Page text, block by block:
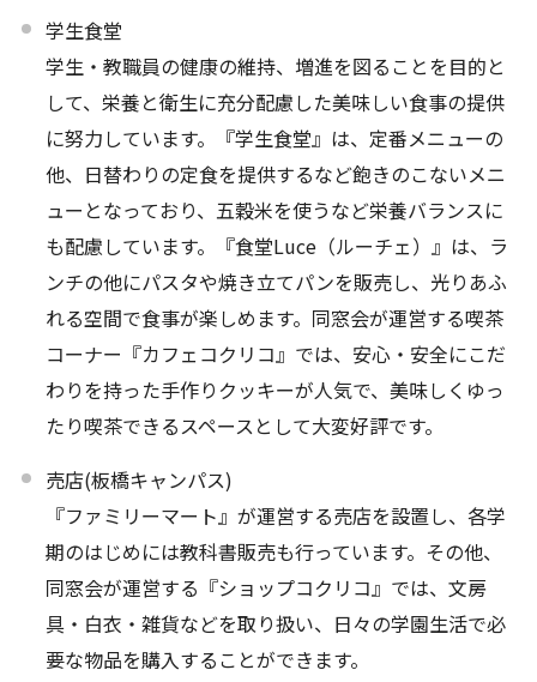
学生食堂
学生・教職員の健康の維持、増進を図ることを目的と
して、栄養と衛生に充分配慮した美味しい食事の提供
に努力しています。『学生食堂』は、定番メニューの
他、日替わりの定食を提供するなど飽きのこないメニ
ューとなっており、五穀米を使うなど栄養バランスに
も配慮しています。『食堂Luce（ルーチェ）』は、ラ
ンチの他にパスタや焼き立てパンを販売し、光りあふ
れる空間で食事が楽しめます。同窓会が運営する喫茶
コーナー『カフェコクリコ』では、安心・安全にこだ
わりを持った手作りクッキーが人気で、美味しくゆっ
たり喫茶できるスペースとして大変好評です。
売店(板橋キャンパス)
『ファミリーマート』が運営する売店を設置し、各学
期のはじめには教科書販売も行っています。その他、
同窓会が運営する『ショップコクリコ』では、文房
具・白衣・雑貨などを取り扱い、日々の学園生活で必
要な物品を購入することができます。